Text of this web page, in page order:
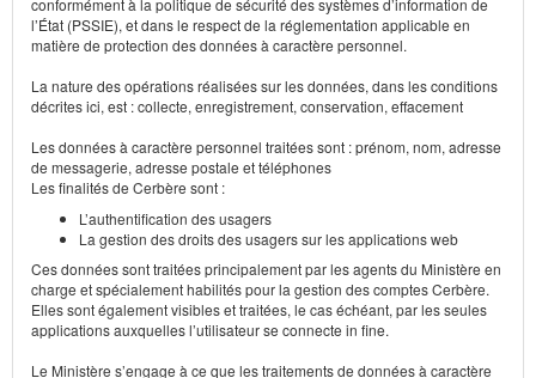
conformément à la politique de sécurité des systèmes d’information de
l’État (PSSIE), et dans le respect de la réglementation applicable en
matière de protection des données à caractère personnel.
La nature des opérations réalisées sur les données, dans les conditions
décrites ici, est : collecte, enregistrement, conservation, effacement
Les données à caractère personnel traitées sont : prénom, nom, adresse
de messagerie, adresse postale et téléphones
Les finalités de Cerbère sont :
L’authentification des usagers
La gestion des droits des usagers sur les applications web
Ces données sont traitées principalement par les agents du Ministère en
charge et spécialement habilités pour la gestion des comptes Cerbère.
Elles sont également visibles et traitées, le cas échéant, par les seules
applications auxquelles l’utilisateur se connecte in fine.
Le Ministère s’engage à ce que les traitements de données à caractère